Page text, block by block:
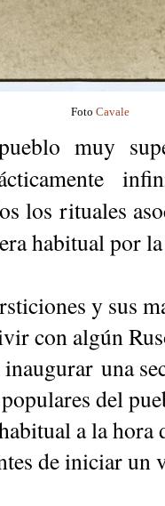
Foto Cavale
muy
los rituales
habitual por
y sus
con algún
una
del
a la hora
de iniciar un